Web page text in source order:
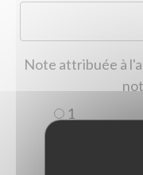
Note attribuée à
1